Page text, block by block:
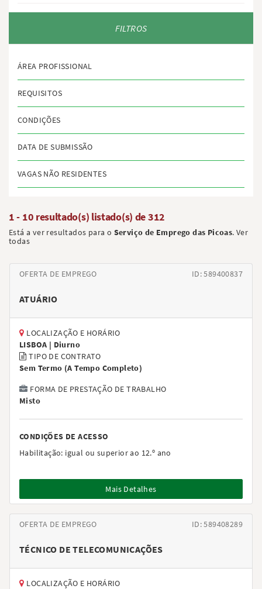
FILTROS
ÁREA PROFISSIONAL
REQUISITOS
CONDIÇÕES
DATA DE SUBMISSÃO
VAGAS NÃO RESIDENTES
1 - 10 resultado(s) listado(s) de312
Está a ver resultados para o Serviço de Emprego das Picoas.Ver
todas
OFERTA DE EMPREGO ID: 589400837
ATUÁRIO
LOCALIZAÇÃO E HORÁRIO
LISBOA | Diurno
TIPO DE CONTRATO
Sem Termo (A Tempo Completo)
FORMA DE PRESTAÇÃO DE TRABALHO
Misto
CONDIÇÕES DE ACESSO
Habilitação: igual ou superior ao 12.º ano
Mais Detalhes
OFERTA DE EMPREGO ID: 589408289
TÉCNICO DE TELECOMUNICAÇÕES
LOCALIZAÇÃO E HORÁRIO